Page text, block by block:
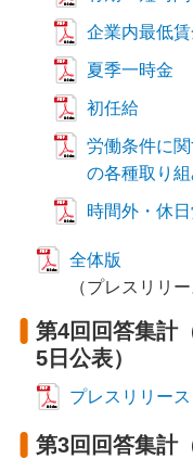
企業内最低
夏季一時金
初任給
労働条件に
の各種取り組
時間外・休
全体版
（プレスリリ
第4回回答集計
5日公表）
プレスリリー
第3回回答集計